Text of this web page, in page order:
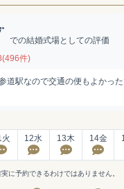
での結婚式場としての評価
件)
道駅なので交通の便もよかった
火 12水 13木 14金
に予約できるわけではありません。